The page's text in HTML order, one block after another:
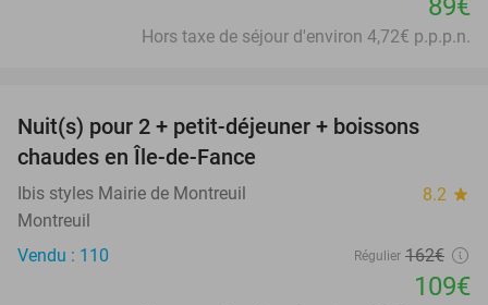
89€
Hors taxe de séjour d'environ 4,72€ p.p.p.n.
Nuit(s) pour 2 + petit-déjeuner + boissons
chaudes en Île-de-Fance
Ibis styles Mairie de Montreuil 8.2 star
Montreuil
Vendu : 110
Régulier 162€
109€